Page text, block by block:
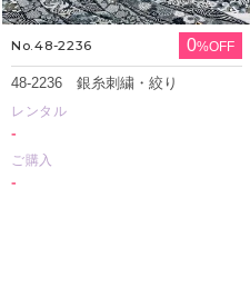
No.48-2236 0%OFF
48-2236 銀糸刺繍・絞り
レンタル
-
ご購入
-